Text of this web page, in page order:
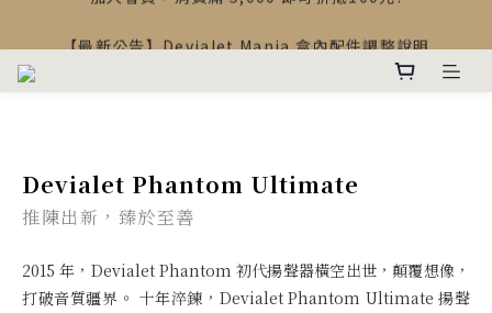
加入會員，消費滿 5,000 即可折抵100元!
Devialet Phantom Ultimate
推陳出新，臻於至善
2015 年，Devialet Phantom 初代揚聲器橫空出世，顛覆想像，
打破音質疆界。 十年淬鍊，Devialet Phantom Ultimate 揚聲